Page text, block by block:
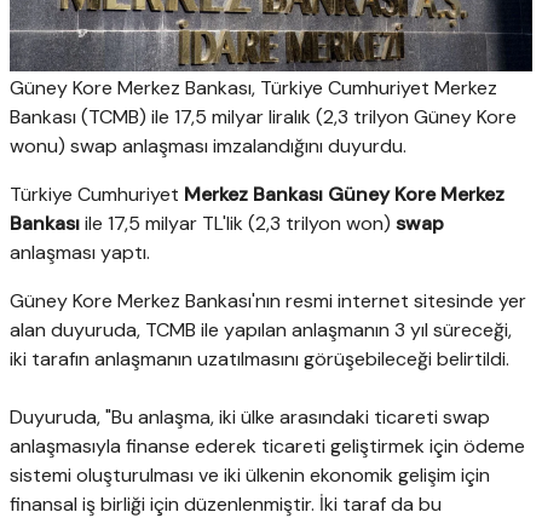
Güney Kore Merkez Bankası, Türkiye Cumhuriyet Merkez
Bankası (TCMB) ile 17,5 milyar liralık (2,3 trilyon Güney Kore
wonu) swap anlaşması imzalandığını duyurdu.
Türkiye Cumhuriyet Merkez Bankası Güney Kore Merkez
Bankasıile 17,5 milyar TL'lik (2,3 trilyon won) swap
anlaşması yaptı.
Güney Kore Merkez Bankası'nın resmi internet sitesinde yer
alan duyuruda, TCMB ile yapılan anlaşmanın 3 yıl süreceği,
iki tarafın anlaşmanın uzatılmasını görüşebileceği belirtildi.
Duyuruda, "Bu anlaşma, iki ülke arasındaki ticareti swap
anlaşmasıyla finanse ederek ticareti geliştirmek için ödeme
sistemi oluşturulması ve iki ülkenin ekonomik gelişim için
finansal iş birliği için düzenlenmiştir. İki taraf da bu